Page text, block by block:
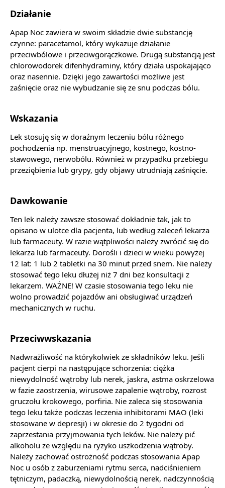
Działanie
Apap Noc zawiera w swoim składzie dwie substancję
czynne: paracetamol, który wykazuje działanie
przeciwbólowe i przeciwgorączkowe. Drugą substancją jest
chlorowodorek difenhydraminy, który działa uspokajająco
oraz nasennie. Dzięki jego zawartości możliwe jest
zaśnięcie oraz nie wybudzanie się ze snu podczas bólu.
Wskazania
Lek stosuję się w doraźnym leczeniu bólu różnego
pochodzenia np. menstruacyjnego, kostnego, kostno-
stawowego, nerwobólu. Również w przypadku przebiegu
przeziębienia lub grypy, gdy objawy utrudniają zaśnięcie.
Dawkowanie
Ten lek należy zawsze stosować dokładnie tak, jak to
opisano w ulotce dla pacjenta, lub według zaleceń lekarza
lub farmaceuty. W razie wątpliwości należy zwrócić się do
lekarza lub farmaceuty. Dorośli i dzieci w wieku powyżej
12 lat: 1 lub 2 tabletki na 30 minut przed snem. Nie należy
stosować tego leku dłużej niż 7 dni bez konsultacji z
lekarzem. WAŻNE! W czasie stosowania tego leku nie
wolno prowadzić pojazdów ani obsługiwać urządzeń
mechanicznych w ruchu.
Przeciwwskazania
Nadwrażliwość na którykolwiek ze składników leku. Jeśli
pacjent cierpi na następujące schorzenia: ciężka
niewydolność wątroby lub nerek, jaskra, astma oskrzelowa
w fazie zaostrzenia, wirusowe zapalenie wątroby, rozrost
gruczołu krokowego, porfiria. Nie zaleca się stosowania
tego leku także podczas leczenia inhibitorami MAO (leki
stosowane w depresji) i w okresie do 2 tygodni od
zaprzestania przyjmowania tych leków. Nie należy pić
alkoholu ze względu na ryzyko uszkodzenia wątroby.
Należy zachować ostrożność podczas stosowania Apap
Noc u osób z zaburzeniami rytmu serca, nadciśnieniem
tętniczym, padaczką, niewydolnością nerek, nadczynnością